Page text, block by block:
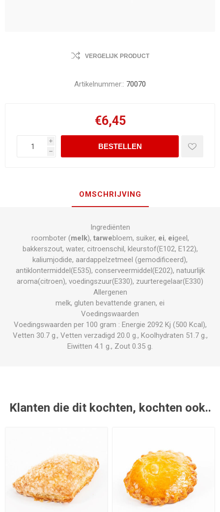
VERGELIJK PRODUCT
Artikelnummer:: 70070
€6,45
i
h
OMSCHRIJVING
Ingrediënten
roomboter (melk), tarwebloem, suiker, ei, eigeel,
bakkerszout, water, citroenschil, kleurstof(E102, E122),
kaliumjodide, aardappelzetmeel (gemodificeerd),
antiklontermiddel(E535), conserveermiddel(E202), natuurlijk
aroma(citroen), voedingszuur(E330), zuurteregelaar(E330)
Allergenen
melk, gluten bevattende granen, ei
Voedingswaarden
Voedingswaarden per 100 gram : Energie 2092 Kj (500 Kcal),
Vetten 30.7 g., Vetten verzadigd 20.0 g., Koolhydraten 51.7 g.,
Eiwitten 4.1 g., Zout 0.35 g.
Klanten die dit kochten, kochten ook..